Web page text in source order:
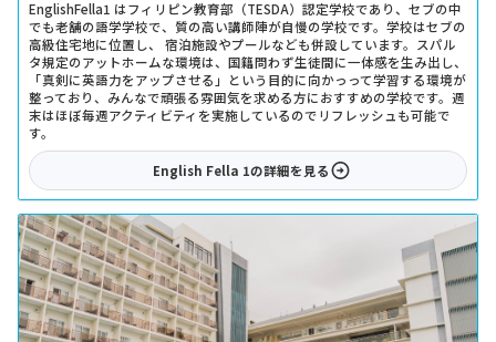
EnglishFella1 はフィリピン教育部（TESDA）認定学校であり、セブの中
でも老舗の語学学校で、質の高い講師陣が自慢の学校です。学校はセブの
高級住宅地に位置し、 宿泊施設やプールなども併設しています。スパル
タ規定のアットホームな環境は、国籍問わず生徒間に一体感を生み出し、
「真剣に英語力をアップさせる」という目的に向かっって学習する環境が
整っており、みんなで頑張る雰囲気を求める方におすすめの学校です。週
末はほぼ毎週アクティビティを実施しているのでリフレッシュも可能で
す。
English Fella 1の詳細を見る